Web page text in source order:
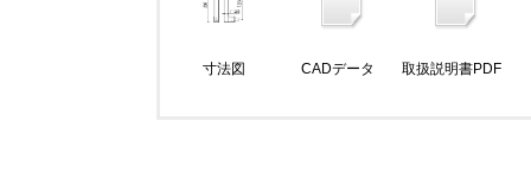
寸法図 CADデータ 取扱説明書PDF